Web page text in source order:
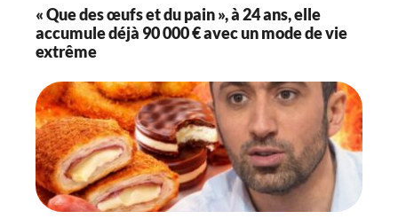
« Que des œufs et du pain », à 24 ans, elle
accumule déjà 90 000 € avec un mode de vie
extrême